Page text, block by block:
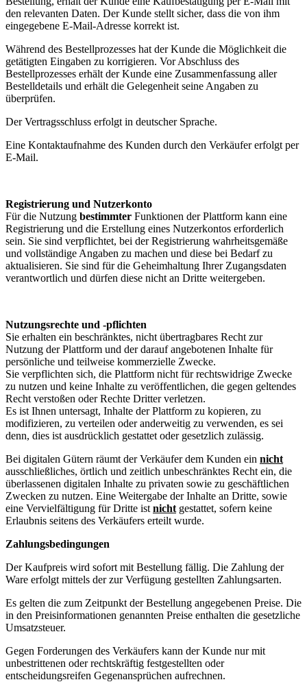
den relevanten Daten. Der Kunde stellt sicher, dass die von ihm
eingegebene E-Mail-Adresse korrekt ist.
Während des Bestellprozesses hat der Kunde die Möglichkeit die
getätigten Eingaben zu korrigieren. Vor Abschluss des
Bestellprozesses erhält der Kunde eine Zusammenfassung aller
Bestelldetails und erhält die Gelegenheit seine Angaben zu
überprüfen.
Der Vertragsschluss erfolgt in deutscher Sprache.
Eine Kontaktaufnahme des Kunden durch den Verkäufer erfolgt per
E-Mail.
Registrierung und Nutzerkonto
Für die Nutzung bestimmter Funktionen der Plattform kann eine
Registrierung und die Erstellung eines Nutzerkontos erforderlich
sein. Sie sind verpflichtet, bei der Registrierung wahrheitsgemäße
und vollständige Angaben zu machen und diese bei Bedarf zu
aktualisieren. Sie sind für die Geheimhaltung Ihrer Zugangsdaten
verantwortlich und dürfen diese nicht an Dritte weitergeben.
Nutzungsrechte und -pflichten
Sie erhalten ein beschränktes, nicht übertragbares Recht zur
Nutzung der Plattform und der darauf angebotenen Inhalte für
persönliche und teilweise kommerzielle Zwecke.
Sie verpflichten sich, die Plattform nicht für rechtswidrige Zwecke
zu nutzen und keine Inhalte zu veröffentlichen, die gegen geltendes
Recht verstoßen oder Rechte Dritter verletzen.
Es ist Ihnen untersagt, Inhalte der Plattform zu kopieren, zu
modifizieren, zu verteilen oder anderweitig zu verwenden, es sei
denn, dies ist ausdrücklich gestattet oder gesetzlich zulässig.
Bei digitalen Gütern räumt der Verkäufer dem Kunden ein nicht
ausschließliches, örtlich und zeitlich unbeschränktes Recht ein, die
überlassenen digitalen Inhalte zu privaten sowie zu geschäftlichen
Zwecken zu nutzen. Eine Weitergabe der Inhalte an Dritte, sowie
eine Vervielfältigung für Dritte ist nicht gestattet, sofern keine
Erlaubnis seitens des Verkäufers erteilt wurde.
Zahlungsbedingungen
Der Kaufpreis wird sofort mit Bestellung fällig. Die Zahlung der
Ware erfolgt mittels der zur Verfügung gestellten Zahlungsarten.
Es gelten die zum Zeitpunkt der Bestellung angegebenen Preise. Die
in den Preisinformationen genannten Preise enthalten die gesetzliche
Umsatzsteuer.
Gegen Forderungen des Verkäufers kann der Kunde nur mit
unbestrittenen oder rechtskräftig festgestellten oder
entscheidungsreifen Gegenansprüchen aufrechnen.